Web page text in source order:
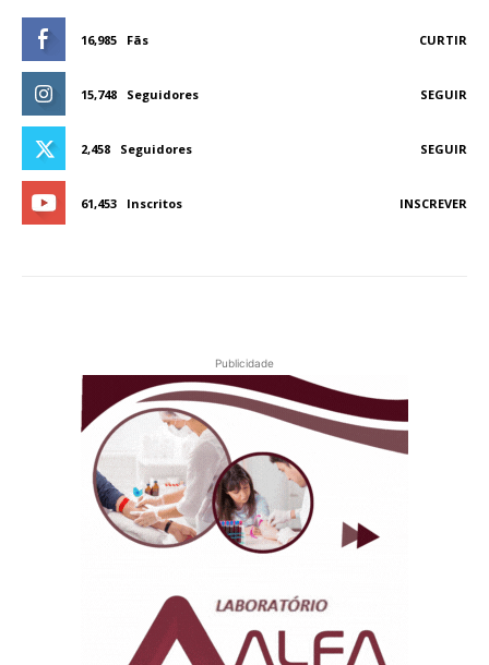
16,985 Fãs CURTIR
15,748 Seguidores SEGUIR
2,458 Seguidores SEGUIR
61,453 Inscritos INSCREVER
Publicidade